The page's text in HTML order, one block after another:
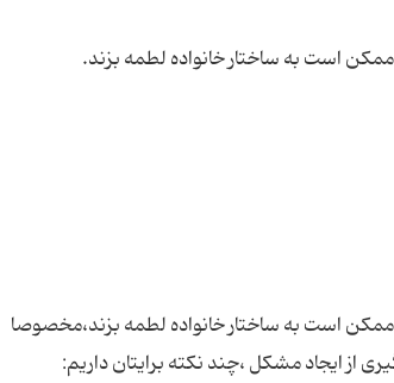
است به ساختار خانواده لطمه بزند،مخصوصا